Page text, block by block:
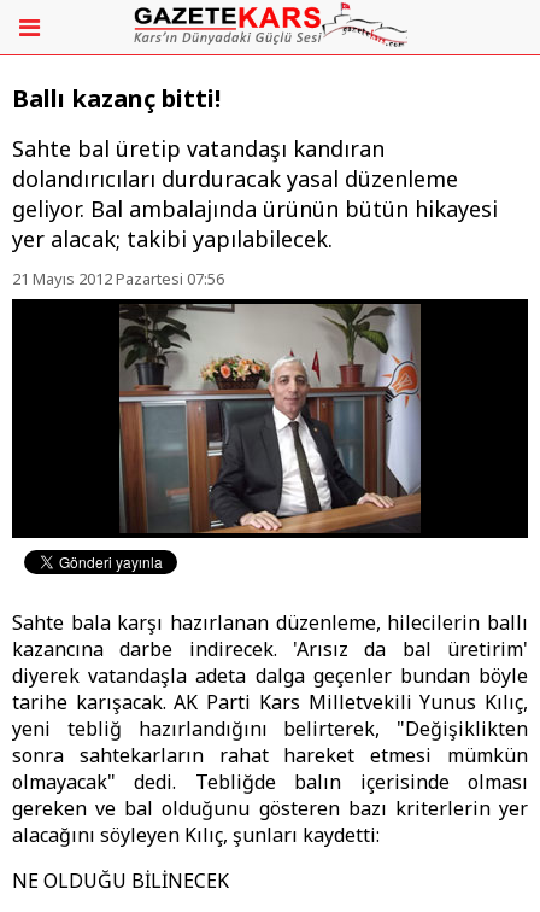
Ballı kazanç bitti!
Sahte bal üretip vatandaşı kandıran
dolandırıcıları durduracak yasal düzenleme
geliyor. Bal ambalajında ürünün bütün hikayesi
yer alacak; takibi yapılabilecek.
21 Mayıs 2012 Pazartesi 07:56
Sahte bala karşı hazırlanan düzenleme, hilecilerin ballı
kazancına darbe indirecek. 'Arısız da bal üretirim'
diyerek vatandaşla adeta dalga geçenler bundan böyle
tarihe karışacak. AK Parti Kars Milletvekili Yunus Kılıç,
yeni tebliğ hazırlandığını belirterek, "Değişiklikten
sonra sahtekarların rahat hareket etmesi mümkün
olmayacak" dedi. Tebliğde balın içerisinde olması
gereken ve bal olduğunu gösteren bazı kriterlerin yer
alacağını söyleyen Kılıç, şunları kaydetti:
NE OLDUĞU BİLİNECEK